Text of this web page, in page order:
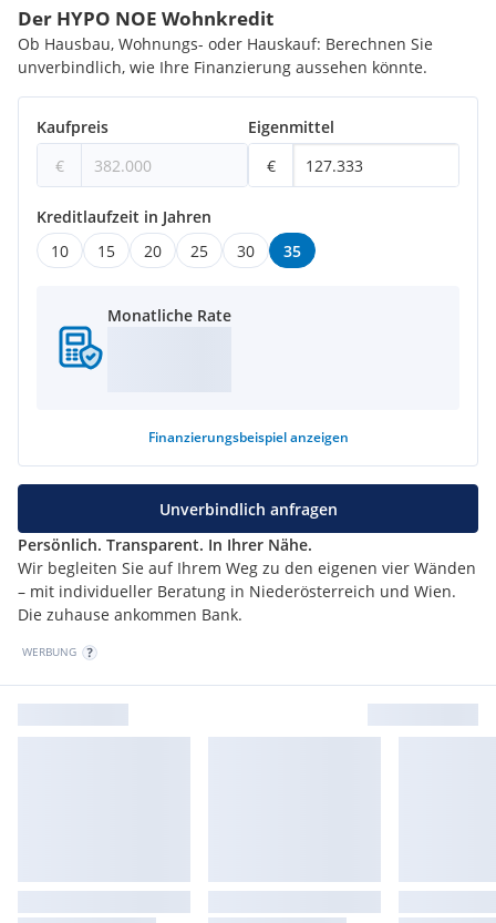
Der HYPO NOE Wohnkredit
Ob Hausbau, Wohnungs- oder Hauskauf: Berechnen Sie
unverbindlich, wie Ihre Finanzierung aussehen könnte.
Kaufpreis
€
Eigenmittel
€
Kreditlaufzeit in Jahren
10
15 20 25 30 35
Monatliche Rate
Finanzierungsbeispiel anzeigen
Persönlich. Transparent. In Ihrer Nähe.
Wir begleiten Sie auf Ihrem Weg zu den eigenen vier Wänden
– mit individueller Beratung in Niederösterreich und Wien.
Die zuhause ankommen Bank.
Unverbindlich anfragen
WERBUNG